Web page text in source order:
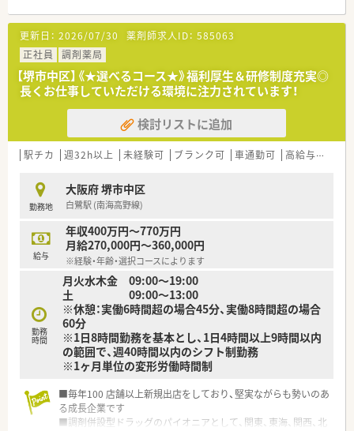
となる従業員など、薬剤師として様々な活躍ができるフィールド
を用意されています
■総合薬剤師・調剤薬剤師（土日休み・19時までの勤務）どちらか
の働き方を選択できます
■調剤併設型だけでなく「医療モール・クリニック併設店舗」「敷
地内薬局」「訪問調剤特化型店舗」など様々な店舗を運営してい
ます
■在宅医療にも積極的取り組んでおり「訪問調剤特化型店舗」を
50店舗以上、無菌調剤室は業界最多の51店舗設置しています
■「プラチナくるみん認定企業」「健康経営優良法人2023（大規模
法人部門）認定」等を取得し一人ひとりが働きやすい環境が整備
■充実した研修制度、人事制度、評価制度、キャリア支援制度等
があるのも特徴です
更新日： 2026/07/30 薬剤師求人ID： 585063
正社員
調剤薬局
【堺市中区】《★選べるコース★》福利厚生＆研修制度充実◎
長くお仕事していただける環境に注力されています！
検討リストに追加
駅チカ 週32h以上 未経験可 ブランク可 車通勤可 高給与(600万円以上)
勤務地
大阪府 堺市中区
白鷺駅 (南海高野線)
給与
年収400万円～770万円
月給270,000円～360,000円
※経験・年齢・選択コースによります
勤務
時間
月火水木金 09:00〜19:00
土 09:00〜13:00
※休憩：実働6時間超の場合45分、実働8時間超の場合
60分
※1日8時間勤務を基本とし、1日4時間以上9時間以内
の範囲で、週40時間以内のシフト制勤務
※1ヶ月単位の変形労働時間制
■毎年100 店舗以上新規出店をしており、堅実ながらも勢いのあ
る成長企業です
■調剤併設型ドラッグのパイオニアとして、関東、東海、関西、北